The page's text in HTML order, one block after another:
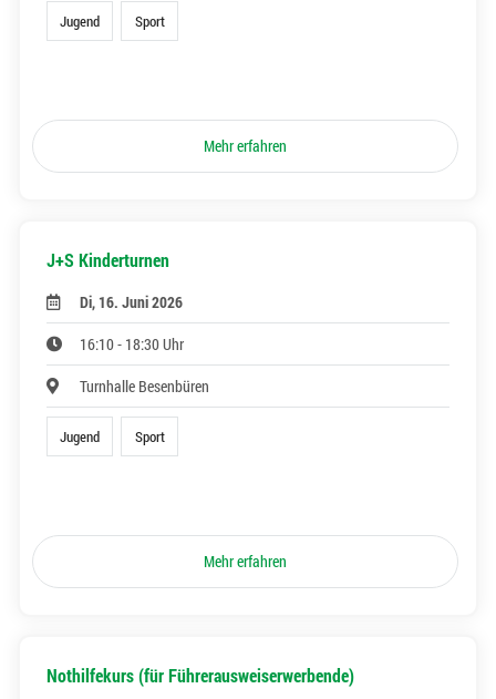
Jugend Sport
Mehr erfahren
J+S Kinderturnen
Di, 16. Juni 2026
16:10 - 18:30 Uhr
Turnhalle Besenbüren
Jugend Sport
Mehr erfahren
Nothilfekurs (für Führerausweiserwerbende)